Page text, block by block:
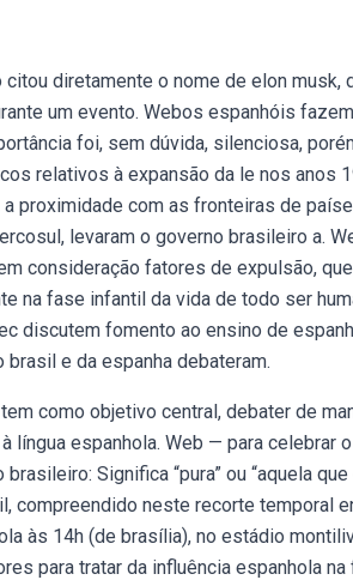
diretamente o nome de elon
um evento. Webos espanhóis
foi, sem dúvida, silenciosa,
relativos à expansão da le nos anos
a proximidade com as fronteiras de
levaram o governo brasileiro a.
consideração fatores de expulsão,
na fase infantil da vida de todo ser
discutem fomento ao ensino de
e da espanha debateram.
como objetivo central, debater de
língua espanhola. Web — para
Significa “pura” ou “aquela
compreendido neste recorte temporal
às 14h (de brasília), no estádio
para tratar da influência espanhola